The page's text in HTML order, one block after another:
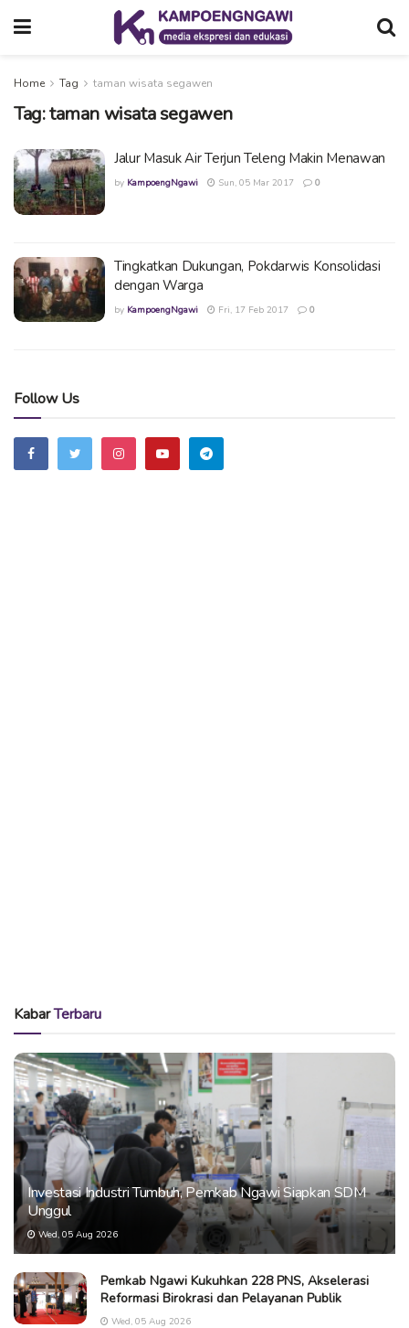
Home Tag taman wisata segawen
Tag:taman wisata segawen
Jalur Masuk Air Terjun Teleng Makin Menawan
by KampoengNgawi Sun, 05 Mar 2017 0
Tingkatkan Dukungan, Pokdarwis Konsolidasi
dengan Warga
by KampoengNgawi Fri, 17 Feb 2017 0
Follow Us
KabarTerbaru
Investasi Industri Tumbuh, Pemkab Ngawi Siapkan SDM
Unggul
Wed, 05 Aug 2026
Pemkab Ngawi Kukuhkan 228 PNS, Akselerasi
Reformasi Birokrasi dan Pelayanan Publik
Wed, 05 Aug 2026